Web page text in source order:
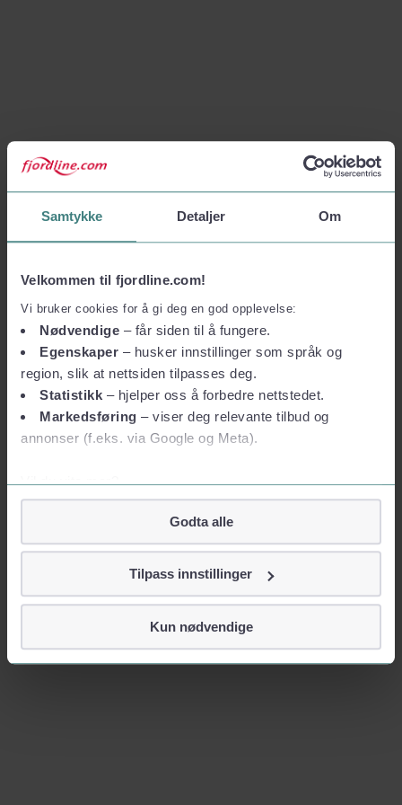
Samtykke Detaljer Om
Velkommen til fjordline.com!
Vi bruker cookies for å gi deg en god opplevelse:
Nødvendige – får siden til å fungere.
Egenskaper – husker innstillinger som språk og
region, slik at nettsiden tilpasses deg.
Statistikk – hjelper oss å forbedre nettstedet.
Markedsføring – viser deg relevante tilbud og
annonser (f.eks. via Google og Meta).
Vil du vite mer?
Om informasjonskapsler
Googles retningslinjer for personvern
Vi tar ditt personvern på alvor
identifiserer deg, som navn eller telefonnummer.
Godta alle
Tilpass innstillinger
Kun nødvendige